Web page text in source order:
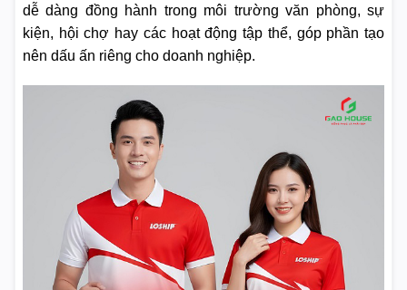
dễ dàng đồng hành trong môi trường văn phòng, sự
kiện, hội chợ hay các hoạt động tập thể, góp phần tạo
nên dấu ấn riêng cho doanh nghiệp.